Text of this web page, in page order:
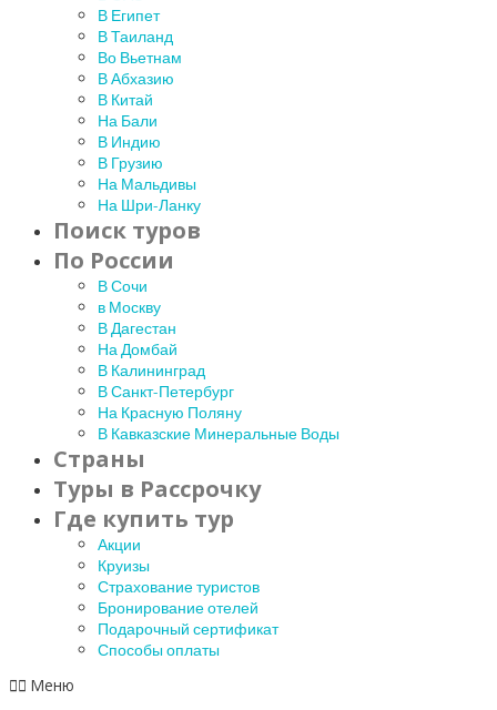
В Египет
В Таиланд
Во Вьетнам
В Абхазию
В Китай
На Бали
В Индию
В Грузию
На Мальдивы
На Шри-Ланку
Поиск туров
По России
В Сочи
в Москву
В Дагестан
На Домбай
В Калининград
В Санкт-Петербург
На Красную Поляну
В Кавказские Минеральные Воды
Страны
Туры в Рассрочку
Где купить тур
Акции
Круизы
Страхование туристов
Бронирование отелей
Подарочный сертификат
Способы оплаты
Меню